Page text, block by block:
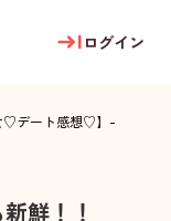
ログイン
♡デート感想♡】 -
鮮！！